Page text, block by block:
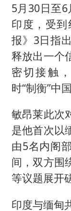
5月30日至
印度，受
报》3日指
释放出一个
密切接触
时“制衡”中
敏昂莱此次
是他首次以
由5名内阁
间，双方围
等议题展开
印度与缅甸